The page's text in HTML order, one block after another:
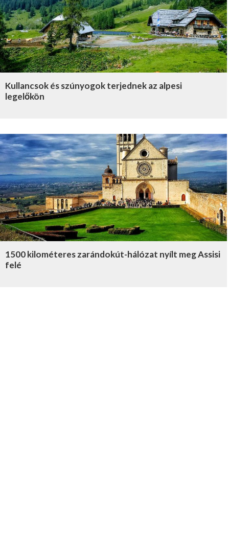
Kullancsok és szúnyogok terjednek az alpesi
legelőkön
1500 kilométeres zarándokút-hálózat nyílt meg Assisi
felé